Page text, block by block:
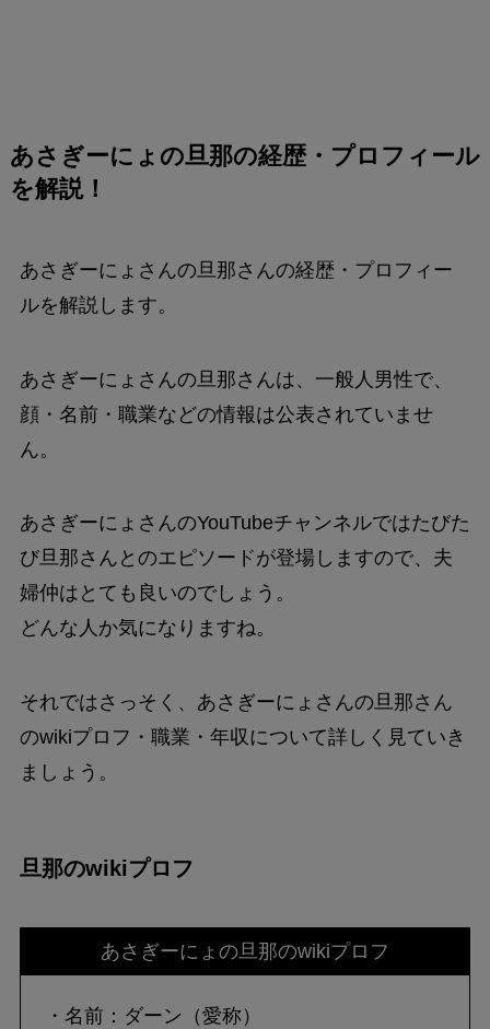
あさぎーにょの旦那の経歴・プロフィール
を解説！
あさぎーにょさんの旦那さんの経歴・プロフィー
ルを解説します。
あさぎーにょさんの旦那さんは、一般人男性で、
顔・名前・職業などの情報は公表されていませ
ん。
あさぎーにょさんのYouTubeチャンネルではたびた
び旦那さんとのエピソードが登場しますので、夫
婦仲はとても良いのでしょう。
どんな人か気になりますね。
それではさっそく、あさぎーにょさんの旦那さん
のwikiプロフ・職業・年収について詳しく見ていき
ましょう。
旦那のwikiプロフ
あさぎーにょの旦那のwikiプロフ
・名前：ダーン（愛称）